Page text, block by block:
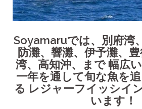
Soyamaruでは、別府湾
防灘、響灘、伊予灘、
湾、高知沖、まで 幅広
一年を通して旬な魚を
る レジャーフイッシイ
います！